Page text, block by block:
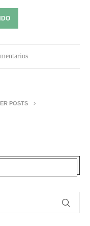
POSTS